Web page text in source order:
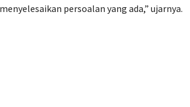
persoalan yang ada,” ujarnya.